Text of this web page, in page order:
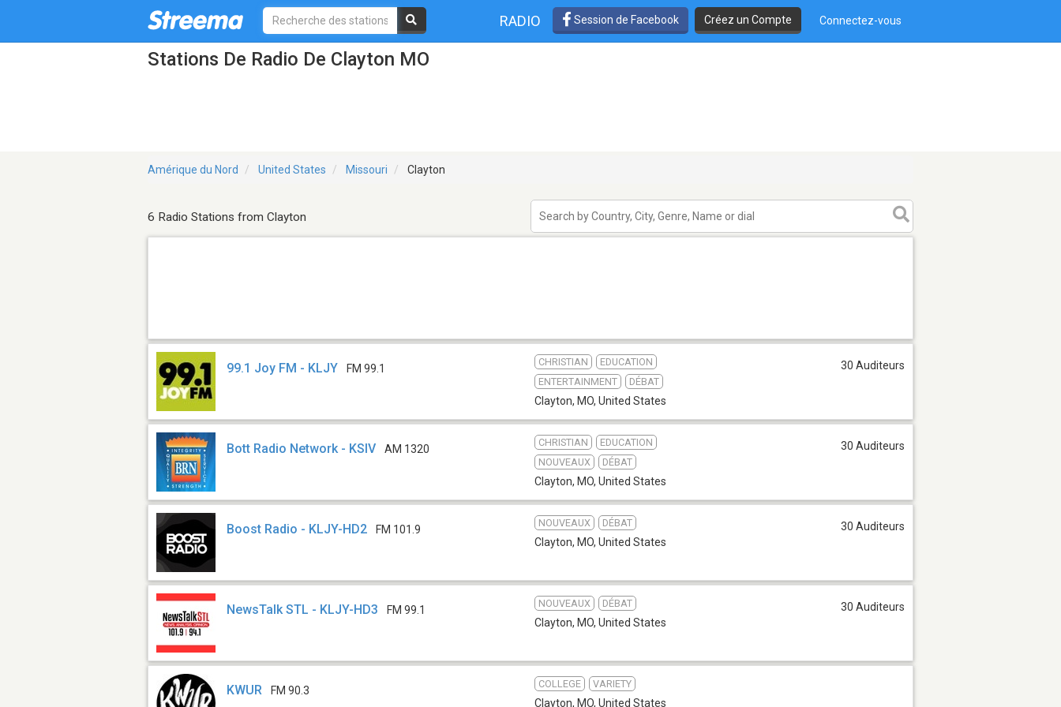
RADIO Session de Facebook Créez un Compte Connectez-vous
Stations De Radio De Clayton MO
Amérique du Nord United States Missouri Clayton
6 Radio Stations from Clayton
99.1 Joy FM - KLJY FM 99.1
CHRISTIAN
EDUCATION
ENTERTAINMENT
DÉBAT
Clayton, MO, United States
30 Auditeurs
Bott Radio Network - KSIV AM 1320
CHRISTIAN
EDUCATION
NOUVEAUX
DÉBAT
Clayton, MO, United States
30 Auditeurs
Boost Radio - KLJY-HD2 FM 101.9
NOUVEAUX DÉBAT
Clayton, MO, United States
30 Auditeurs
NewsTalk STL - KLJY-HD3 FM 99.1
NOUVEAUX DÉBAT
Clayton, MO, United States
30 Auditeurs
KWUR FM 90.3
COLLEGE VARIETY
Clayton, MO, United States